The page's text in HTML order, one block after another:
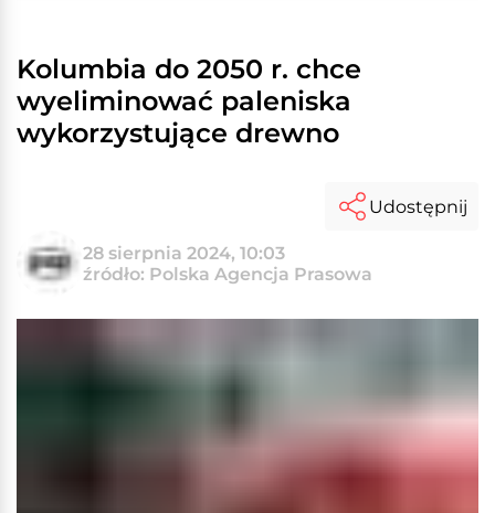
Kolumbia do 2050 r. chce
wyeliminować paleniska
wykorzystujące drewno
28 sierpnia 2024, 10:03
źródło: Polska Agencja Prasowa
Udostępnij